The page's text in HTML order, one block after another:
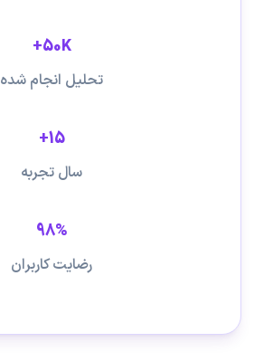
50K+
تحلیل انجام شده
15+
سال تجربه
98%
رضایت کاربران